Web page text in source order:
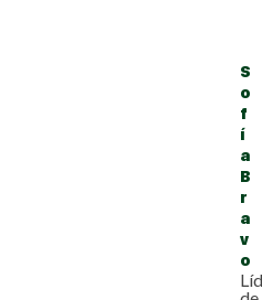
S
o
f
í
a
B
r
a
v
o